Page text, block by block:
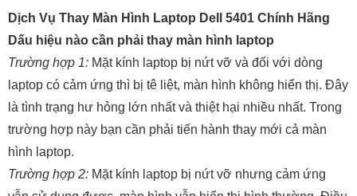
Dịch Vụ Thay Màn Hình Laptop Dell 5401 Chính Hãng
Dấu hiệu nào cần phải thay màn hình laptop
Trường hợp 1: Mặt kính laptop bị nứt vỡ và đối với dòng
laptop có cảm ứng thì bị tê liệt, màn hình không hiển thị. Đây
là tình trạng hư hỏng lớn nhất và thiệt hại nhiều nhất. Trong
trường hợp này bạn cần phải tiến hành thay mới cả màn
hình laptop.
Trường hợp 2: Mặt kính laptop bị nứt vỡ nhưng cảm ứng